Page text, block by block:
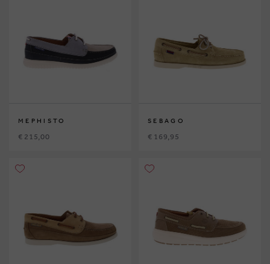
MEPHISTO
€ 215,00
SEBAGO
€ 169,95